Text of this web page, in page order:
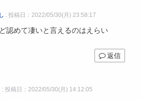
: 投稿日：2022/05/30(月) 23:58:17
認めて凄いと言えるのはえらい
返信
: 投稿日：2022/05/30(月) 14:12:05